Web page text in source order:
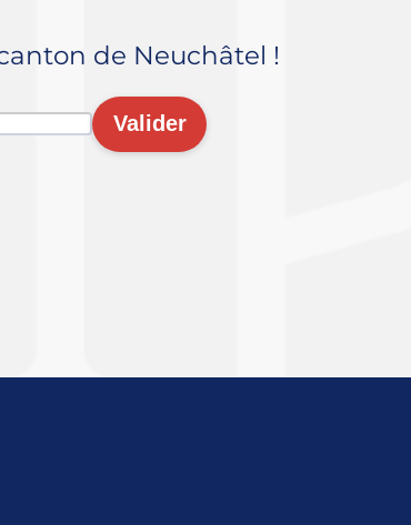
de Neuchâtel !